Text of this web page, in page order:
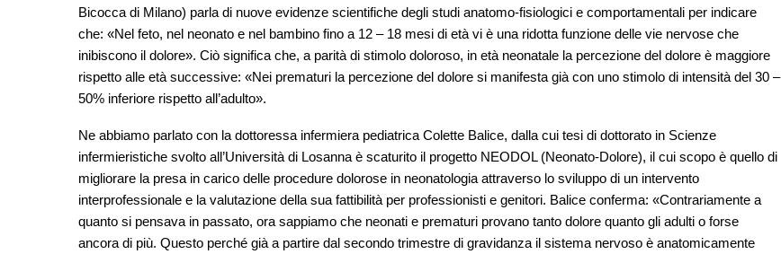
Bicocca di Milano) parla di nuove evidenze scientifiche degli studi anatomo-fisiologici e comportamentali per indicare
che: «Nel feto, nel neonato e nel bambino fino a 12 – 18 mesi di età vi è una ridotta funzione delle vie nervose che
inibiscono il dolore». Ciò significa che, a parità di stimolo doloroso, in età neonatale la percezione del dolore è maggiore
rispetto alle età successive: «Nei prematuri la percezione del dolore si manifesta già con uno stimolo di intensità del 30 –
50% inferiore rispetto all’adulto».
Ne abbiamo parlato con la dottoressa infermiera pediatrica Colette Balice, dalla cui tesi di dottorato in Scienze
infermieristiche svolto all’Università di Losanna è scaturito il progetto NEODOL (Neonato-Dolore), il cui scopo è quello di
migliorare la presa in carico delle procedure dolorose in neonatologia attraverso lo sviluppo di un intervento
interprofessionale e la valutazione della sua fattibilità per professionisti e genitori. Balice conferma: «Contrariamente a
quanto si pensava in passato, ora sappiamo che neonati e prematuri provano tanto dolore quanto gli adulti o forse
ancora di più. Questo perché già a partire dal secondo trimestre di gravidanza il sistema nervoso è anatomicamente